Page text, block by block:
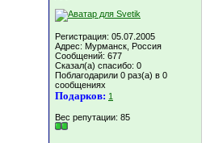
Регистрация: 05.07.2005
Адрес: Мурманск, Россия
Сообщений: 677
Сказал(а) спасибо: 0
Поблагодарили 0 раз(а) в 0
сообщениях
Подарков: 1
Вес репутации: 85